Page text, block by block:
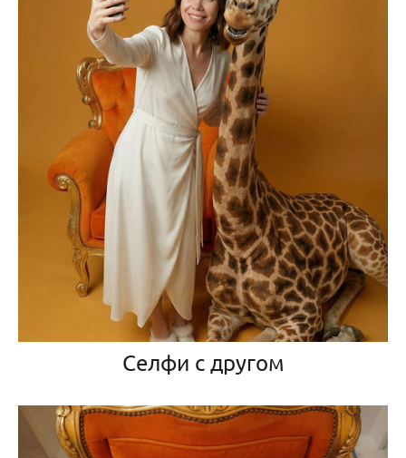
Селфи с другом